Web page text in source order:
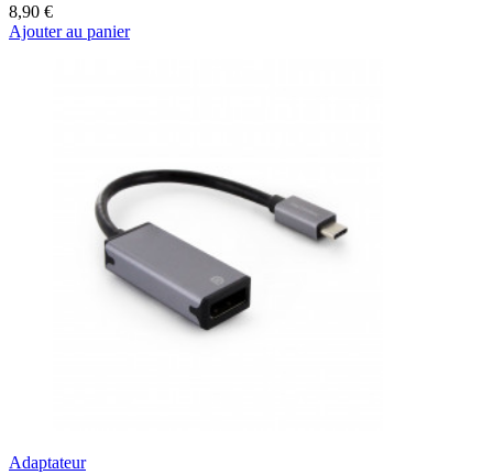
8,90 €
Ajouter au panier
Adaptateur